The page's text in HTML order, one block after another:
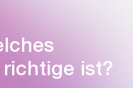
ist?